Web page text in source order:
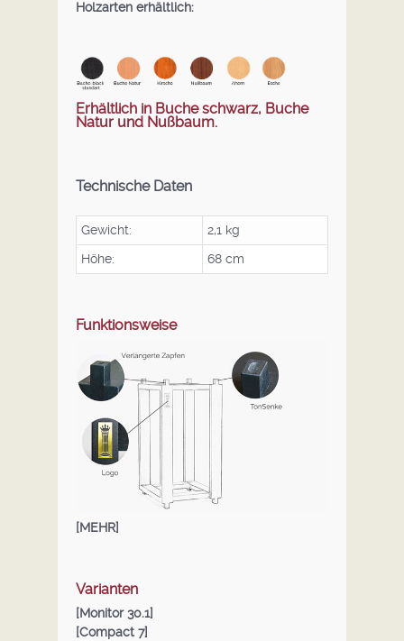
Holzarten erhältlich:
Erhältlich in Buche schwarz, Buche
Natur und Nußbaum.
Technische Daten
Gewicht:
2,1 kg
Höhe:
68 cm
Funktionsweise
[MEHR]
Varianten
[Monitor 30.1]
[Compact 7]